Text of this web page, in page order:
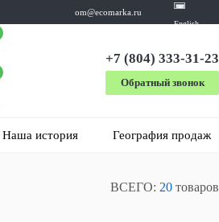
English
om@ecomarka.ru
+7 (804) 333-31-23
Обратный звонок
Наша история География продаж
ВСЕГО: 20 товаров